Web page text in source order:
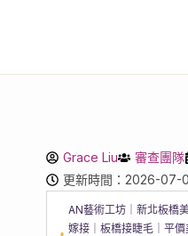
Grace Liu 審查團隊
更新時間：2026-07-
AN藝術工坊｜新北板橋
嫁接｜板橋接睫毛｜平